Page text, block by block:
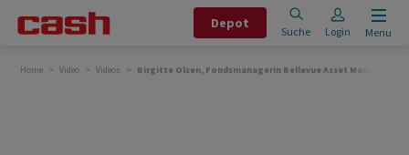
Depot
Suche Login Menu
Home Video Videos Birgitte Olsen, Fondsmanagerin Bellevue Asset Management